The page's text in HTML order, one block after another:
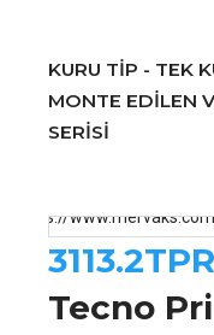
KURU TİP - TEK
MONTE EDİLEN
SERİSİ
3113.2TPR
Tecno